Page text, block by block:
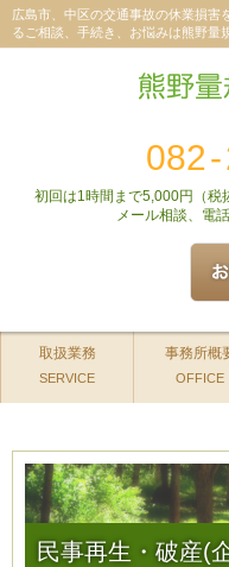
広島市、中区の交通事故の休業損害
るご相談、手続き、お悩みは熊野量
082-
初回は1時間まで5,000円（税
メール相談、電
取扱業務
SERVICE
事務所概
OFFICE
民事再生・破産(